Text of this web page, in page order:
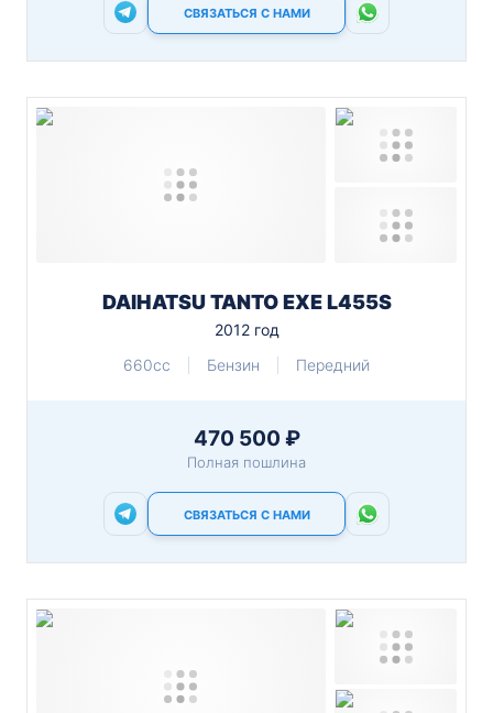
СВЯЗАТЬСЯ С НАМИ
DAIHATSU TANTO EXE L455S
2012 год
660cc
Бензин Передний
470 500 ₽
Полная пошлина
СВЯЗАТЬСЯ С НАМИ